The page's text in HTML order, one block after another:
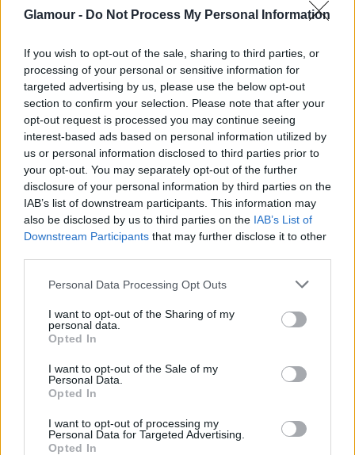
Glamour - Do Not Process My Personal Information
If you wish to opt-out of the sale, sharing to third parties, or
processing of your personal or sensitive information for
targeted advertising by us, please use the below opt-out
section to confirm your selection. Please note that after your
opt-out request is processed you may continue seeing
interest-based ads based on personal information utilized by
us or personal information disclosed to third parties prior to
your opt-out. You may separately opt-out of the further
disclosure of your personal information by third parties on the
IAB’s list of downstream participants. This information may
also be disclosed by us to third parties on the IAB’s List of
Downstream Participants that may further disclose it to other
Please note that this website/app uses one or more Google
not limited to your visit or usage behaviour. You may click to
grant or deny consent to Google and its third-party tags to
use your data for below specified purposes in below Google
consent section.
Personal Data Processing Opt Outs
I want to opt-out of the Sharing of my
personal data.
Opted In
I want to opt-out of the Sale of my
Personal Data.
Opted In
I want to opt-out of processing my
Personal Data for Targeted Advertising.
Opted In
Nem kell ahhoz a változókorig elérnünk,
hogy megtapasztaljuk, a szexuális vágy
nem egy állandó érzés